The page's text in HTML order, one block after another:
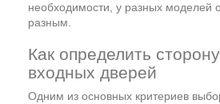
необходимости, у разных моделей
разным.
Как определить
входных дверей
Одним из основных критериев